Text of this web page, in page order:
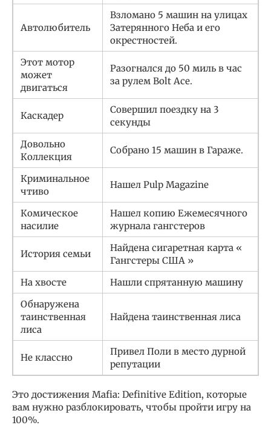
Автолюбитель
Взломано 5 машин на улицах
Затерянного Неба и его
окрестностей.
Этот мотор
может
двигаться
Разогнался до 50 миль в час
за рулем Bolt Ace.
Каскадер
Совершил поездку на 3
секунды
Довольно
Коллекция
Собрано 15 машин в Гараже.
Криминальное
чтиво
Нашел Pulp Magazine
Комическое
насилие
Нашел копию Ежемесячного
журнала гангстеров
История семьи
Найдена сигаретная карта «
Гангстеры США »
На хвосте
Нашли спрятанную машину
Обнаружена
таинственная
лиса
Найдена таинственная лиса
Не классно
Привел Поли в место дурной
репутации
Это достижения Mafia: Definitive Edition, которые
вам нужно разблокировать, чтобы пройти игру на
100%.